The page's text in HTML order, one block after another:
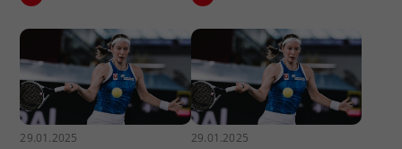
29.01.2025 29.01.2025